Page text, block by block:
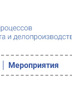
Мероприятия